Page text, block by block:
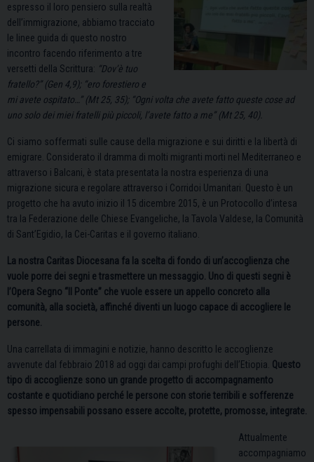
espresso il loro pensiero sulla realtà
dell’immigrazione, abbiamo tracciato
le linee guida di questo nostro
incontro facendo riferimento a tre
versetti della Scrittura: “Dov’è tuo
fratello?” (Gen 4,9); “ero forestiero e
mi avete ospitato…” (Mt 25, 35); “Ogni volta che avete fatto queste cose ad
uno solo dei miei fratelli più piccoli, l’avete fatto a me” (Mt 25, 40).
Ci siamo soffermati sulle cause della migrazione e sui diritti e la libertà di
emigrare. Considerato il dramma di molti migranti morti nel Mediterraneo e
attraverso i Balcani, è stata presentata la nostra esperienza di una
migrazione sicura e regolare attraverso i Corridoi Umanitari. Questo è un
progetto che ha avuto inizio il 15 dicembre 2015, è un Protocollo d’intesa
tra la Federazione delle Chiese Evangeliche, la Tavola Valdese, la Comunità
di Sant’Egidio, la Cei-Caritas e il governo italiano.
La nostra Caritas Diocesana fa la scelta di fondo di un’accoglienza che
vuole porre dei segni e trasmettere un messaggio. Uno di questi segni è
l’Opera Segno “Il Ponte” che vuole essere un appello concreto alla
comunità, alla società, affinché diventi un luogo capace di accogliere le
persone.
Una carrellata di immagini e notizie, hanno descritto le accoglienze
avvenute dal febbraio 2018 ad oggi dai campi profughi dell’Etiopia. Questo
tipo di accoglienze sono un grande progetto di accompagnamento
costante e quotidiano perché le persone con storie terribili e sofferenze
spesso impensabili possano essere accolte, protette, promosse, integrate.
Attualmente
accompagniamo